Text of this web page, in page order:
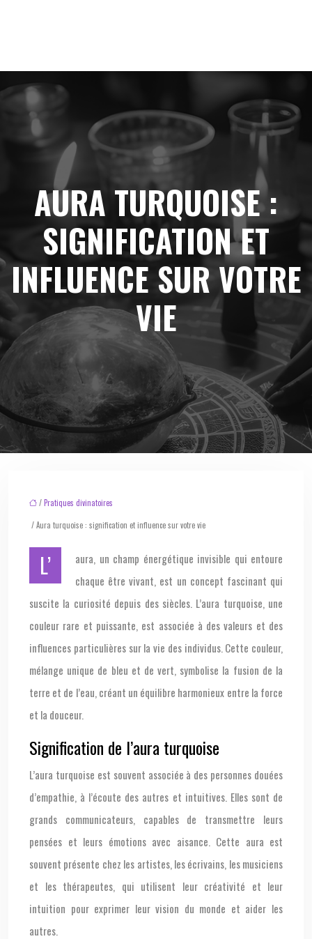
AURA TURQUOISE :
SIGNIFICATION ET
INFLUENCE SUR VOTRE
VIE
/Pratiques divinatoires
/ Aura turquoise : signification et influence sur votre vie
L’aura, un champ énergétique invisible qui entoure
chaque être vivant, est un concept fascinant qui
suscite la curiosité depuis des siècles. L’aura turquoise, une
couleur rare et puissante, est associée à des valeurs et des
influences particulières sur la vie des individus. Cette couleur,
mélange unique de bleu et de vert, symbolise la fusion de la
terre et de l’eau, créant un équilibre harmonieux entre la force
et la douceur.
Signification de l’aura turquoise
L’aura turquoise est souvent associée à des personnes douées
d’empathie, à l’écoute des autres et intuitives. Elles sont de
grands communicateurs, capables de transmettre leurs
pensées et leurs émotions avec aisance. Cette aura est
souvent présente chez les artistes, les écrivains, les musiciens
et les thérapeutes, qui utilisent leur créativité et leur
intuition pour exprimer leur vision du monde et aider les
autres.